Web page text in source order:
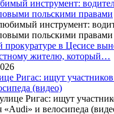
инструмент:
польскими правами
прокуратуре в Цесисе
жителю, который…
Ригас: ищут
(видео)